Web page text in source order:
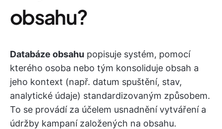
obsahu?
Databáze obsahu popisuje systém, pomocí
kterého osoba nebo tým konsoliduje obsah a
jeho kontext (např. datum spuštění, stav,
analytické údaje) standardizovaným způsobem.
To se provádí za účelem usnadnění vytváření a
údržby kampaní založených na obsahu.